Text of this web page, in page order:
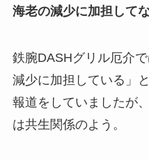
海老の減少に加担してな
鉄腕DASHグリル厄介
減少に加担している」
報道をしていましたが
は共生関係のよう。